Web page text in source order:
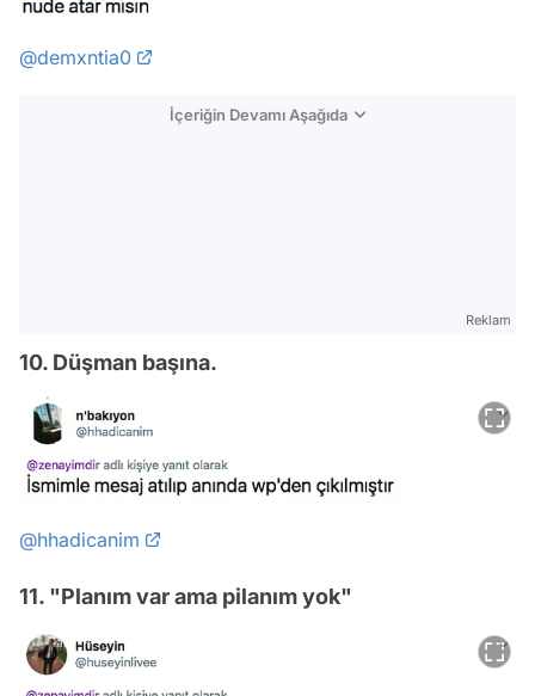
@demxntia0
İçeriğin Devamı Aşağıda
Reklam
10. Düşman başına.
@hhadicanim
11. "Planım var ama pilanım yok"